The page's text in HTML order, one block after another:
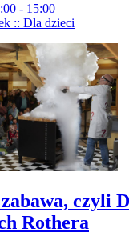
- 15:00
:: Dla dzieci
czyli
Rothera